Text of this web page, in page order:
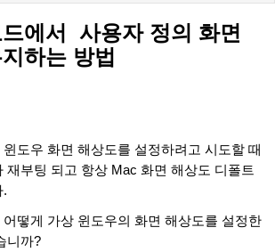
에서
사용자 정의 화면
하는 방법
도우 화면 해상도를 설정하려고 시도할 때
재부팅 되고 항상 Mac 화면 해상도 디폴트
.
떻게 가상 윈도우의 화면 해상도를 설정한
니까?